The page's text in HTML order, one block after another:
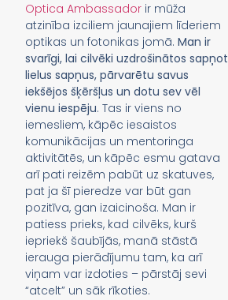
Optica Ambassador ir mūža
atzinība izciliem jaunajiem līderiem
optikas un fotonikas jomā.Man ir
svarīgi, lai cilvēki uzdrošinātos sapņot
lielus sapņus, pārvarētu savus
iekšējos šķēršļus un dotu sev vēl
vienu iespēju. Tas ir viens no
iemesliem, kāpēc iesaistos
komunikācijas un mentoringa
aktivitātēs, un kāpēc esmu gatava
arī pati reizēm pabūt uz skatuves,
pat ja šī pieredze var būt gan
pozitīva, gan izaicinoša. Man ir
patiess prieks, kad cilvēks, kurš
iepriekš šaubījās, manā stāstā
ierauga pierādījumu tam, ka arī
viņam var izdoties – pārstāj sevi
“atcelt” un sāk rīkoties.